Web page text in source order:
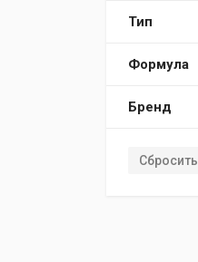
Тип
Формула
Бренд
Сбросить